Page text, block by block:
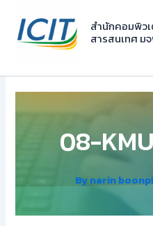
content
สำนักคอมพิวเ
สารสนเทศ ม
08-
Bynarin